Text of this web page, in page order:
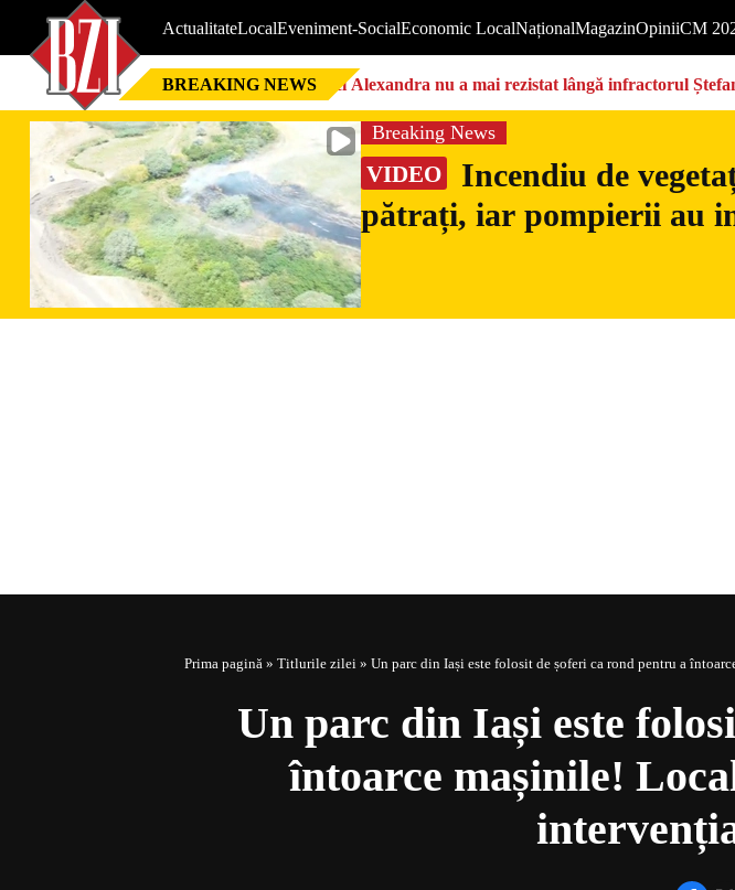
ActualitateLocalEveniment-SocialEconomic LocalNaționalMagazinOpiniiCM
BREAKING NEWS Nici Alexandra nu a mai rezistat lângă infractorul
Breaking News
VIDEO
Incendiu de
pătrați, iar pompierii au
Could
Prima pagină » Titlurile zilei » Un parc din Iași este folosit de șoferi ca rond pentru a
Un parc din Iași este
întoarce mașinile!